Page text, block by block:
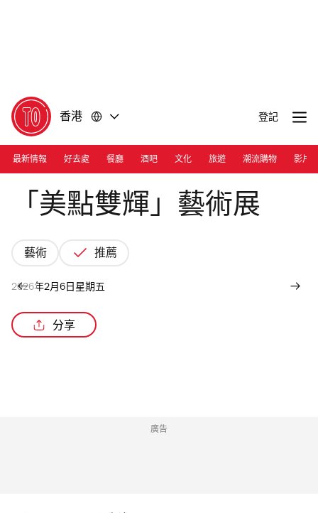
香港 登記
最新情報 好去處 餐廳 酒吧 文化 旅遊 潮流購物 影片
Photograph: Courtesy JPS Gallery
「美點雙輝」藝術展
藝術 推薦
2026年2月6日星期五
分享
廣告